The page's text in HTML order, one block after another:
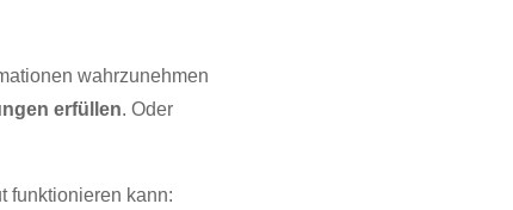
wahrzunehmen
erfüllen. Oder
funktionieren kann: